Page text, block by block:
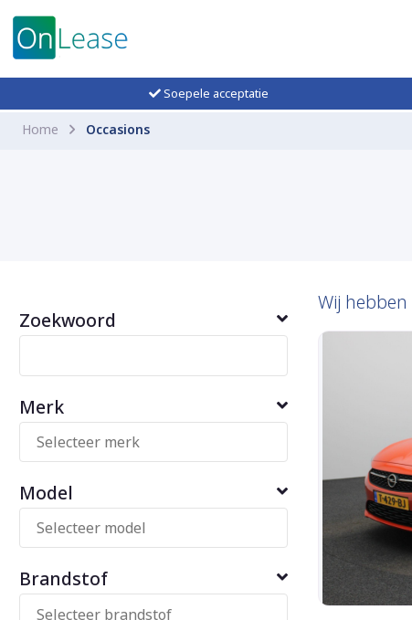
Soepele acceptatie
Home Occasions
Zoekwoord
Merk
Model
Brandstof
Wij hebben